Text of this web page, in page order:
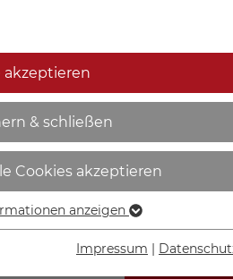
| Klasse 3,
IN DEN
akzeptieren
& schließen
Cookies akzeptieren
für grundlegende Funktionen der
anzeigen
Impressum